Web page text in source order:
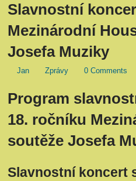
Slavnostní
Mezinárodní
Josefa Muziky
Jan Zprávy 0 Comments
Program
18. ročníku
soutěže Josefa
Slavnostní koncert